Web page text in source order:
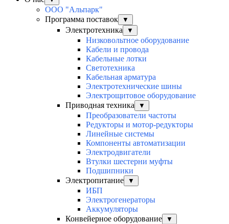
ООО "Альпарк"
Программа поставок
▼
Электротехника ▼
Низковольтное оборудование
Кабели и провода
Кабельные лотки
Светотехника
Кабельная арматура
Электротехнические шины
Электрощитовое оборудование
Приводная техника
▼
Преобразователи частоты
Редукторы и мотор-редукторы
Линейные системы
Компоненты автоматизации
Электродвигатели
Втулки шестерни муфты
Подшипники
Электропитание
▼
ИБП
Электрогенераторы
Аккумуляторы
Конвейерное оборудование
▼